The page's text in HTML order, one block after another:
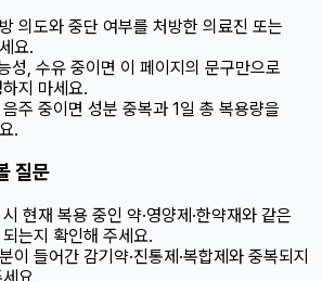
의도와 중단 여부를 처방한 의료진 또는
요.
성, 수유 중이면 이 페이지의 문구만으로
지 마세요.
주 중이면 성분 중복과 1일 총 복용량을
.
질문
현재 복용 중인 약·영양제·한약재와 같은
는지 확인해 주세요.
이 들어간 감기약·진통제·복합제와 중복되지